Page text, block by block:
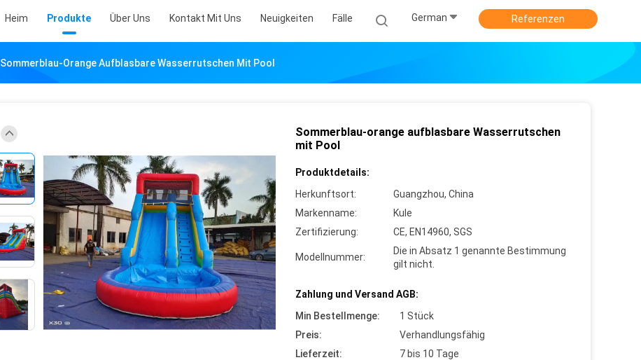
Heim Produkte Über Uns Kontakt Mit Uns Neuigkeiten Fälle German Referenzen
Sommerblau-Orange Aufblasbare Wasserrutschen Mit Pool
Sommerblau-orange aufblasbare Wasserrutschen
mit Pool
Produktdetails:
Herkunftsort:
Guangzhou, China
Markenname:
Kule
Zertifizierung:
CE, EN14960, SGS
Modellnummer:
Die in Absatz 1 genannte Bestimmung
gilt nicht.
Zahlung und Versand AGB:
Min Bestellmenge:
1 Stück
Preis:
Verhandlungsfähig
Lieferzeit:
7 bis 10 Tage